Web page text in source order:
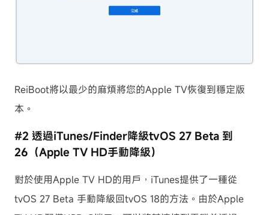
ReiBoot將以最少的麻煩將您的Apple TV恢復到穩定版
本。
#2 透過iTunes/Finder降級tvOS 27 Beta 到
26（Apple TV HD手動降級）
對於使用Apple TV HD的用戶，iTunes提供了一種從
tvOS 27 Beta 手動降級回tvOS 18的方法。由於Apple